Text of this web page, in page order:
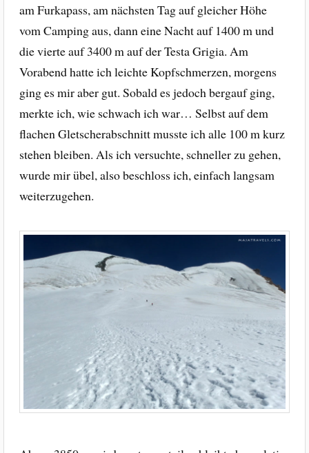
am Furkapass, am nächsten Tag auf gleicher Höhe
vom Camping aus, dann eine Nacht auf 1400 m und
die vierte auf 3400 m auf der Testa Grigia. Am
Vorabend hatte ich leichte Kopfschmerzen, morgens
ging es mir aber gut. Sobald es jedoch bergauf ging,
merkte ich, wie schwach ich war… Selbst auf dem
flachen Gletscherabschnitt musste ich alle 100 m kurz
stehen bleiben. Als ich versuchte, schneller zu gehen,
wurde mir übel, also beschloss ich, einfach langsam
weiterzugehen.